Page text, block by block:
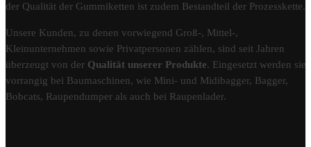
der Qualität der Gummiketten ist zudem Bestandteil der Prozesskette.
Unsere Kunden, zu denen vorwiegend Groß-, Mittel-,
Kleinunternehmen sowie Privatpersonen zählen, sind seit Jahren
überzeugt von der Qualität unserer Produkte. Eingesetzt werden sie
vorrangig bei Baumaschinen, wie Mini- und Midibagger, Bagger,
Bobcats, Raupendumper als auch bei Raupenlader.